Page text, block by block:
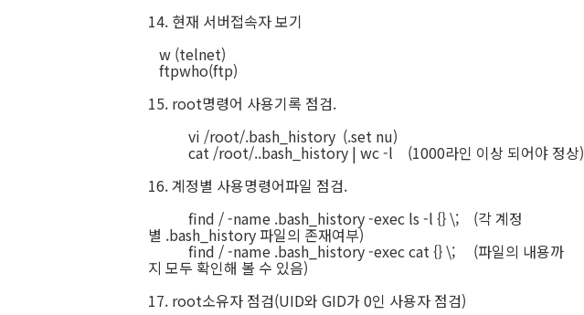
14. 현재 서버접속자 보기
w (telnet)
ftpwho(ftp)
15. root명령어 사용기록 점검.
vi /root/.bash_history (.set nu)
cat /root/..bash_history | wc -l (1000라인 이상 되어야 정상)
16. 계정별 사용명령어파일 점검.
find / -name .bash_history -exec ls -l {} \; (각 계정
별 .bash_history 파일의 존재여부)
find / -name .bash_history -exec cat {} \; (파일의 내용까
지 모두 확인해 볼 수 있음)
17. root소유자 점검(UID와 GID가 0인 사용자 점검)